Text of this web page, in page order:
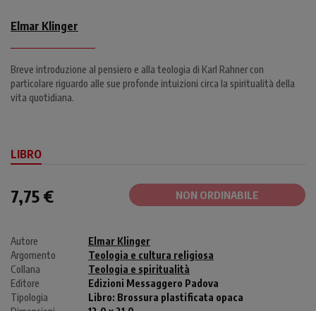
Elmar Klinger
Breve introduzione al pensiero e alla teologia di Karl Rahner con
particolare riguardo alle sue profonde intuizioni circa la spiritualità della
vita quotidiana.
LIBRO
7,75 € NON ORDINABILE
Autore
Elmar Klinger
Argomento
Teologia e cultura religiosa
Collana
Teologia e spiritualità
Editore
Edizioni Messaggero Padova
Tipologia
Libro: Brossura plastificata opaca